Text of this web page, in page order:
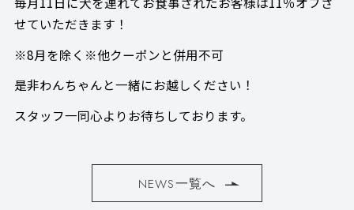
せていただきます！
※8月を除く※他クーポンと併用不可
是非わんちゃんと一緒にお越しください！
スタッフ一同心よりお待ちしております。
NEWS一覧へ